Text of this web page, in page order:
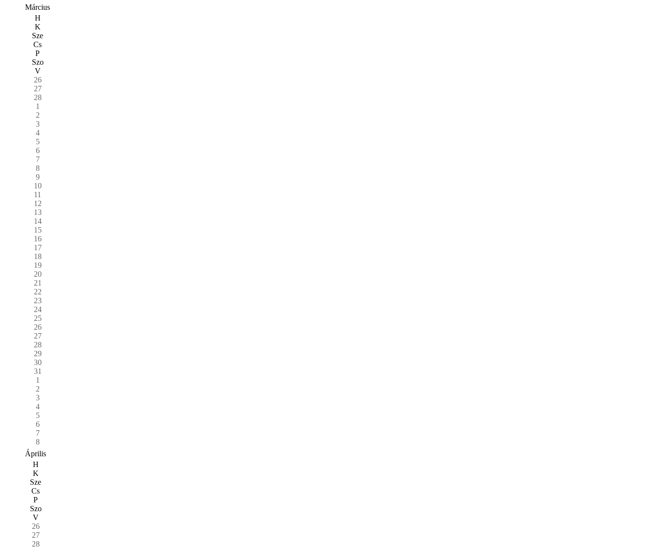
Március
H
K
Sze
Cs
P
Szo
V
26
27
28
1
2
3
4
5
6
7
8
9
10
11
12
13
14
15
16
17
18
19
20
21
22
23
24
25
26
27
28
29
30
31
1
2
3
4
5
6
7
8
Április
H
K
Sze
Cs
P
Szo
V
26
27
28